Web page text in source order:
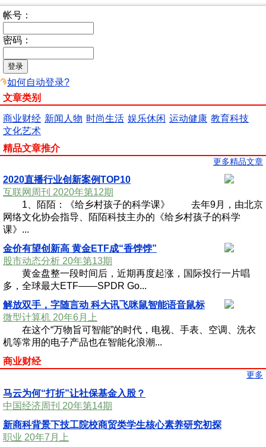
帐号：
密码：
如何自动登录?
文章类别
商业财经 新闻人物 时尚生活 娱乐休闲 运动健康 教育科技
文化艺术
精品文章推介
更多精品文章
2020直播行业创新案例TOP10
互联网周刊 2020年第12期
1、陌陌：《给乡村孩子的科学课》 去年9月，由北京
网络文化协会指导、陌陌科技主办的《给乡村孩子的科学
课》...
金价有望创新高 黄金ETF成“香饽饽”
股市动态分析 20年第13期
黄金盘整一段时间后，近期再度起涨，国际投行一片唱
多，全球最大ETF——SPDR Go...
解放双手，字随言动 科大讯飞咪鼠智能语音鼠标
微型计算机 20年6月上
在这个“万物旨可智能”的时代，电视、手表、空调、洗衣
机等常用的电子产品也在智能化浪潮...
商业财经
更多
马云为何“打折”让社保基金入股？
中国经济周刊 20年第14期
新商科背景下技工院校商贸类学生核心素养研究初探
职业 20年7月上